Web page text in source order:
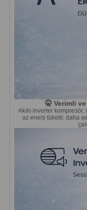
🤫 Verimli
Akıllı inverter
az enerji tüketir, daha